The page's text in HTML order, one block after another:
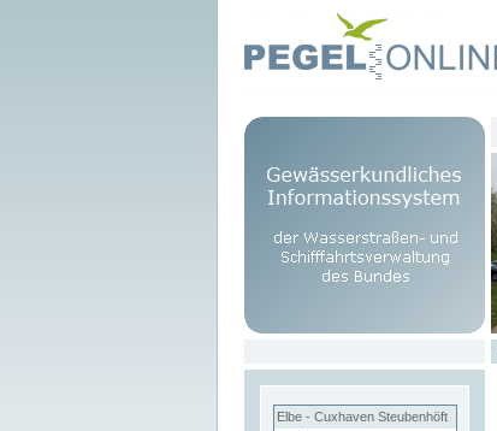
Elbe - Cuxhaven Steubenhöft